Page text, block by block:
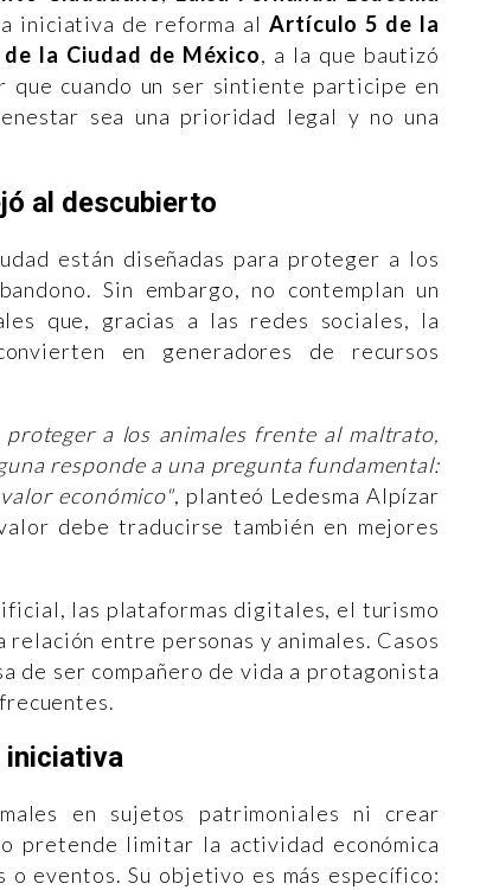
iniciativa de reforma alArtículo 5 de la
la Ciudad de México, a la que bautizó
que cuando un ser sintiente participe en
sea una prioridad legal y no una
al descubierto
están diseñadas para proteger a los
Sin embargo, no contemplan un
que, gracias a las redes sociales, la
en generadores de recursos
a los animales frente al maltrato,
responde a una pregunta fundamental:
económico", planteó Ledesma Alpízar
debe traducirse también en mejores
las plataformas digitales, el turismo
entre personas y animales. Casos
de ser compañero de vida a protagonista
iniciativa
en sujetos patrimoniales ni crear
pretende limitar la actividad económica
o eventos. Su objetivo es más específico: